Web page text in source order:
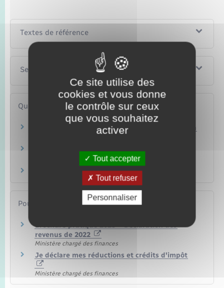
Textes de référence
Services en ligne et formulaires
Questions ? Réponses !
Impôt sur le revenu – Qu'est-ce qu'un enfant à
Quelle est la date limite pour faire sa
déclaration de revenus ?
Comment déterminer son domicile fiscal ?
Pour en savoir plus
Brochure pratique 2023 – Déclaration des
revenus de 2022
Ministère chargé des finances
Je déclare mes réductions et crédits d'impôt
Ministère chargé des finances
Ce site utilise des
cookies et vous donne
le contrôle sur ceux
que vous souhaitez
activer
Tout accepter
Tout refuser
Personnaliser